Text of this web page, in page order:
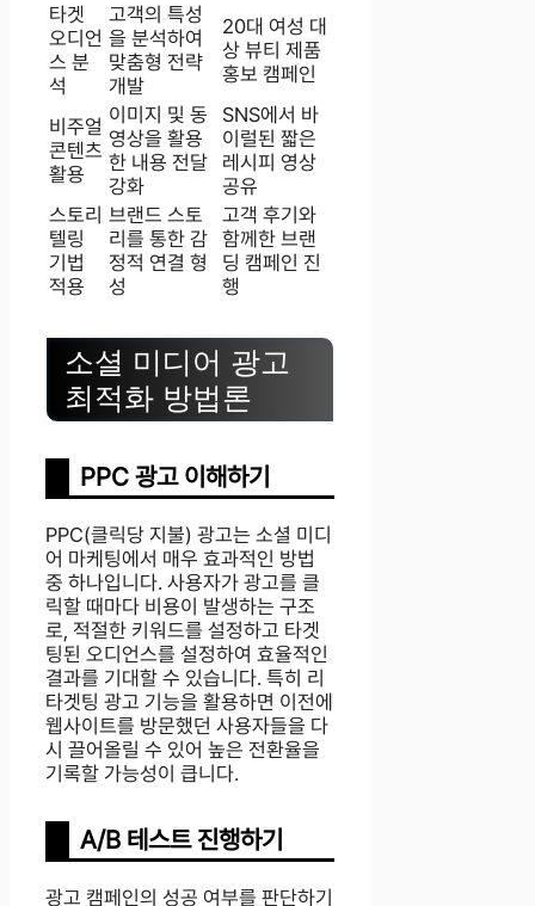
타겟
오디언
스 분
석
고객의 특성
을 분석하여
맞춤형 전략
개발
20대 여성 대
상 뷰티 제품
홍보 캠페인
비주얼
콘텐츠
활용
이미지 및 동
영상을 활용
한 내용 전달
강화
SNS에서 바
이럴된 짧은
레시피 영상
공유
스토리
텔링
기법
적용
브랜드 스토
리를 통한 감
정적 연결 형
성
고객 후기와
함께한 브랜
딩 캠페인 진
행
소셜 미디어 광고
최적화 방법론
PPC 광고 이해하기
PPC(클릭당 지불) 광고는 소셜 미디
어 마케팅에서 매우 효과적인 방법
중 하나입니다. 사용자가 광고를 클
릭할 때마다 비용이 발생하는 구조
로, 적절한 키워드를 설정하고 타겟
팅된 오디언스를 설정하여 효율적인
결과를 기대할 수 있습니다. 특히 리
타겟팅 광고 기능을 활용하면 이전에
웹사이트를 방문했던 사용자들을 다
시 끌어올릴 수 있어 높은 전환율을
기록할 가능성이 큽니다.
A/B 테스트 진행하기
광고 캠페인의 성공 여부를 판단하기